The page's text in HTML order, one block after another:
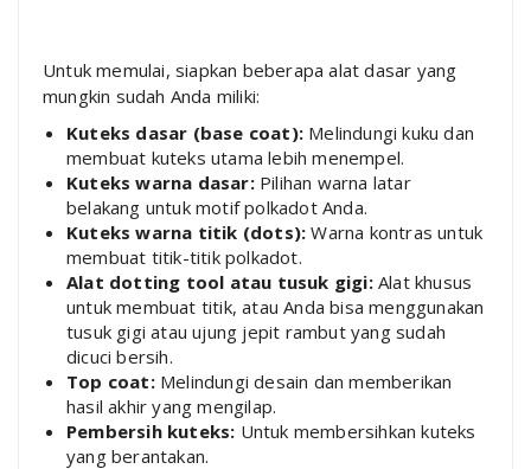
Untuk memulai, siapkan beberapa alat dasar yang
mungkin sudah Anda miliki:
Kuteks dasar (base coat): Melindungi kuku dan
membuat kuteks utama lebih menempel.
Kuteks warna dasar:Pilihan warna latar
belakang untuk motif polkadot Anda.
Kuteks warna titik (dots): Warna kontras untuk
membuat titik-titik polkadot.
Alat dotting tool atau tusuk gigi:Alat khusus
untuk membuat titik, atau Anda bisa menggunakan
tusuk gigi atau ujung jepit rambut yang sudah
dicuci bersih.
Top coat:Melindungi desain dan memberikan
hasil akhir yang mengilap.
Pembersih kuteks: Untuk membersihkan kuteks
yang berantakan.